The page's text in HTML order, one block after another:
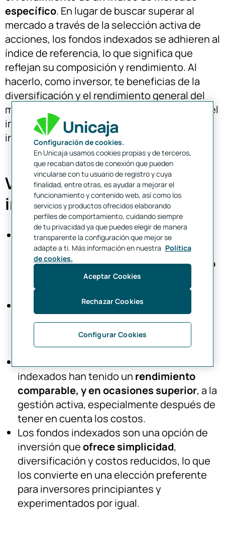
específico. En lugar de buscar superar al
mercado a través de la selección activa de
acciones, los fondos indexados se adhieren al
índice de referencia, lo que significa que
reflejan su composición y rendimiento. Al
hacerlo, como inversor, te beneficias de la
diversificación y el rendimiento general del
mercado, minimizando a su vez los costos y el
impacto de los errores de selección de
inversiones individuales.
Ventajas de los fondos de
inversión indexados
A diferencia de los fondos gestionados
activamente,los fondos de inversión
indexados se destacan por su bajo costo
y su enfoque en la rentabilidad a largo
plazo
Al seguir un índice, se reducen los gastos
de gestión, ya que no es necesario un
equipo de analistas que busque
constantemente valores subvalorados.
indexados han tenido un rendimiento
comparable, y en ocasiones superior, a la
gestión activa, especialmente después de
tener en cuenta los costos.
Los fondos indexados son una opción de
inversión queofrece simplicidad,
diversificación y costos reducidos, lo que
los convierte en una elección preferente
para inversores principiantes y
experimentados por igual.
Configuración de cookies.
En Unicaja usamos cookies propias y de terceros,
que recaban datos de conexión que pueden
vincularse con tu usuario de registro y cuya
finalidad, entre otras, es ayudar a mejorar el
funcionamiento y contenido web, así como los
servicios y productos ofrecidos elaborando
perfiles de comportamiento, cuidando siempre
de tu privacidad ya que puedes elegir de manera
transparente la configuración que mejor se
adapte a ti. Más información en nuestra Política
de cookies.
Configurar Cookies
Rechazar Cookies
Aceptar Cookies